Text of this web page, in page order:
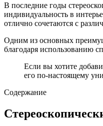
В последние годы
индивидуальность в
отлично сочетаются с
Одним из основных
благодаря использованию
Если вы хотите
его по-настоящему
Содержание